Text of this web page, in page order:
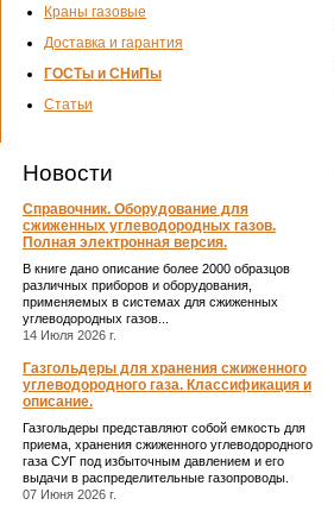
Краны газовые
Доставка и гарантия
ГОСТы и СНиПы
Статьи
Новости
Справочник. Оборудование для
сжиженных углеводородных газов.
Полная электронная версия.
В книге дано описание более 2000 образцов
различных приборов и оборудования,
применяемых в системах для сжиженных
углеводородных газов...
14 Июля 2026 г.
Газгольдеры для хранения сжиженного
углеводородного газа. Классификация и
описание.
Газгольдеры представляют собой емкость для
приема, хранения сжиженного углеводородного
газа СУГ под избыточным давлением и его
выдачи в распределительные газопроводы.
07 Июня 2026 г.